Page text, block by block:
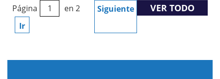
Página
en 2
Ir
Siguiente VER TODO